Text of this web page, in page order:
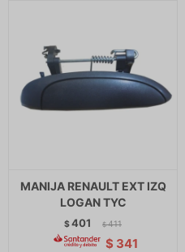
MANIJA RENAULT EXT IZQ
LOGAN TYC
$401 $ 411
$ 341